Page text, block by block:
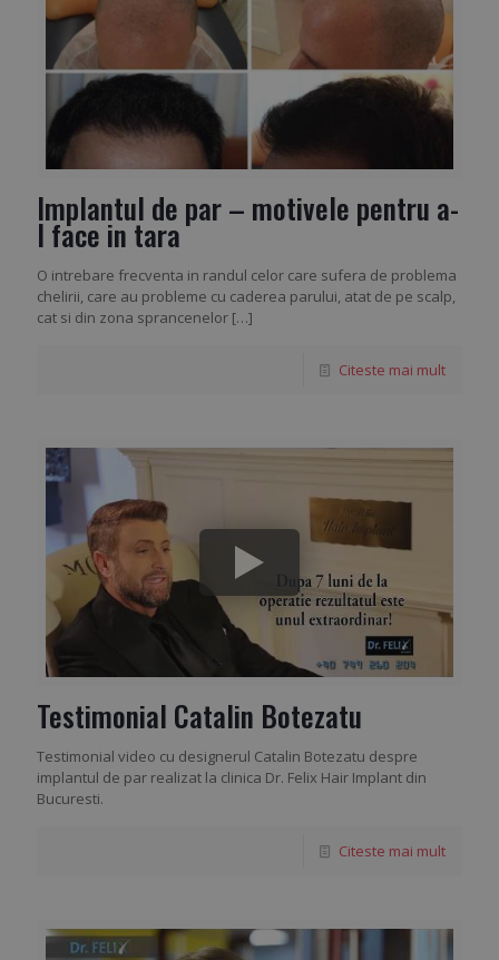
Implantul de par – motivele pentru a-
l face in tara
O intrebare frecventa in randul celor care sufera de problema
chelirii, care au probleme cu caderea parului, atat de pe scalp,
cat si din zona sprancenelor […]
Citeste mai mult
Testimonial Catalin Botezatu
Testimonial video cu designerul Catalin Botezatu despre
implantul de par realizat la clinica Dr. Felix Hair Implant din
Bucuresti.
Citeste mai mult